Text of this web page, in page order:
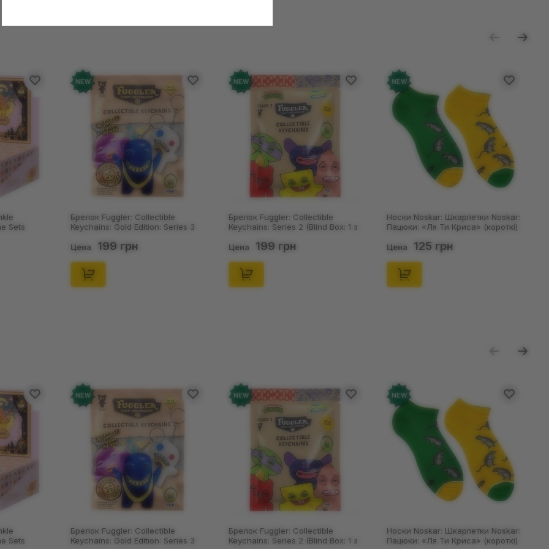
и получите 50 грн на свой счет
Series 3
NEW
Брелок Fuggler: Collectible
Keychains: Series 2 (Blind Box: 1 з
Цена 199 грн
NEW
Носки Noskar: Шкарпетки Noskar:
Пацюки: «Ля Ти Криса» (короткі)
Цена 125 грн
NEW
Шкарпетки Noskar: Шкарпетки
Noskar: Пацюки: «Ля Ти Криса»
Цена 125 грн
Fuggler: Collectible
Gold Edition: Series 3
Брелок Fuggler: Collectible
Keychains: Series 2 (Blind Box: 1 з
Носки Noskar: Шкарпетки Noskar:
Пацюки: «Ля Ти Криса» (короткі)
Шкарпетки Noskar:
Noskar: Пацюки: «Ля